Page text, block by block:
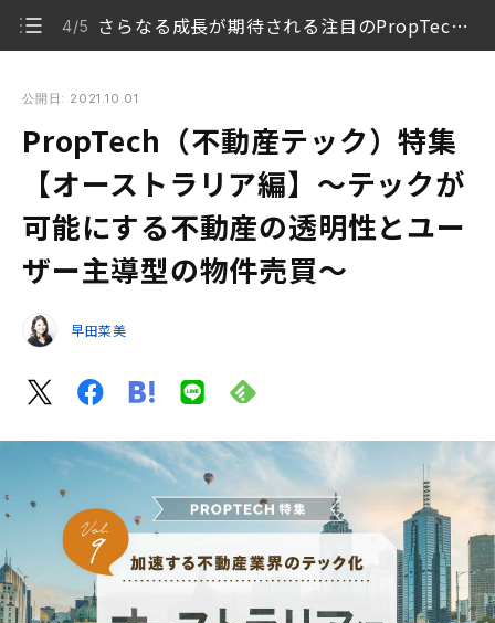
4/5 さらなる成長が期待される注目のPropTech企業
クが可能にする不動産の透明性とユーザー主導型の物件売買〜
1/5 オーストラリア概要
2/5 ​​オーストラリアPropTech市場
オーストラリアで注目のPropTech企業3社
5/5
公開日: 2021.10.01
PropTech（不動産テック）特集
【オーストラリア編】〜テックが
可能にする不動産の透明性とユー
ザー主導型の物件売買〜
早田菜美